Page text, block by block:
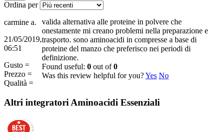
Ordina per
carmine a.
21/05/2019,
06:51
Gusto =
Prezzo =
Qualità =
valida alternativa alle proteine in polvere che
onestamente mi creano problemi nella preparazione e
trasporto. sono aminoacidi in compresse a base di
proteine del manzo che preferisco nei periodi di
definizione.
Found useful: 0 out of0
Was this review helpful for you?Yes No
Altri integratori Aminoacidi Essenziali